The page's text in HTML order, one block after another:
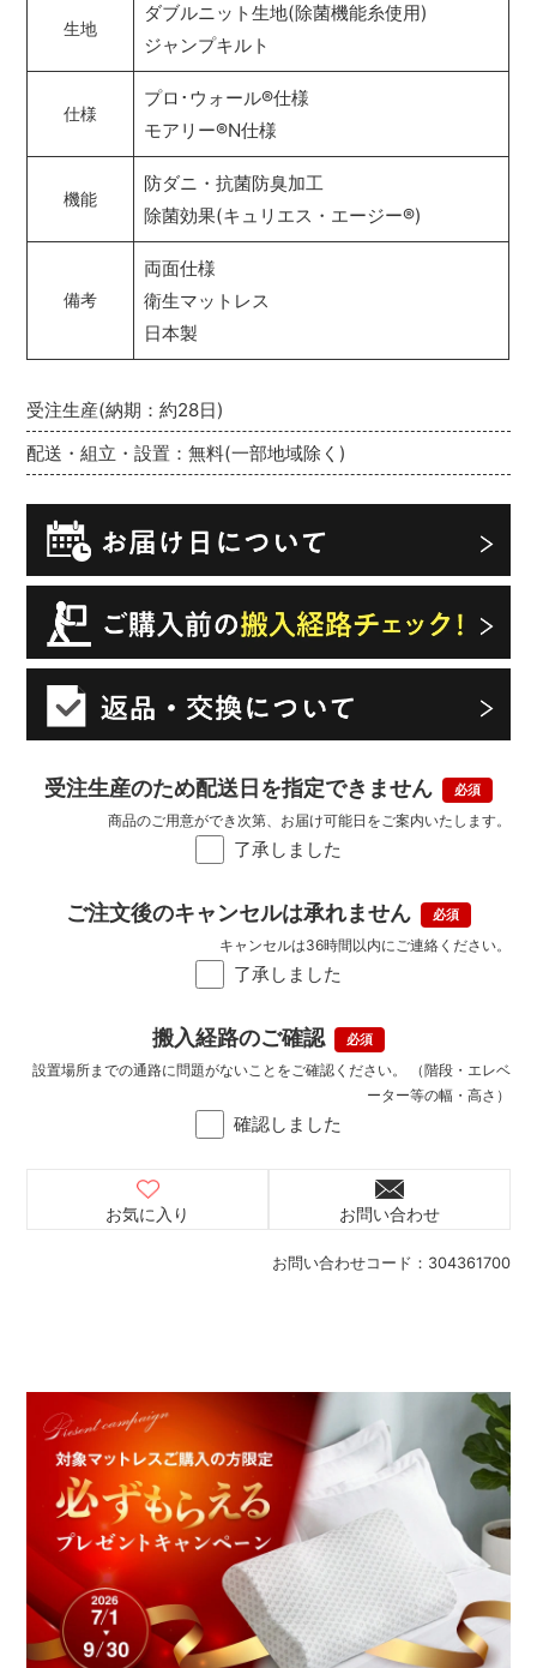
お問い合わせコード： 304361700
受注生産(納期：約28日)
配送・組立・設置：無料(一部地域除く)
受注生産のため配送日を指定できません
了承しました
商品のご用意ができ次第、お届け可能日をご案内いたします。
ご注文後のキャンセルは承れません
了承しました
キャンセルは36時間以内にご連絡ください。
搬入経路のご確認
確認しました
設置場所までの通路に問題がないことをご確認ください。 （階段・エレベ
ーター等の幅・高さ）
お気に入り お問い合わせ
生地
ダブルニット生地(除菌機能糸使用)
ジャンプキルト
仕様
プロ･ウォール®仕様
モアリー®N仕様
機能
防ダニ・抗菌防臭加工
除菌効果(キュリエス・エージー®)
備考
両面仕様
衛生マットレス
日本製